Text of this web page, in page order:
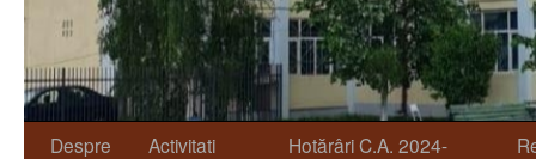
Despre
Activitati
Hotărâri C.A. 2024-